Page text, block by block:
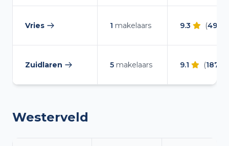
Vries
— makelaars vergelijken
1 makelaars 9.3 (49
Zuidlaren
— makelaars vergelijken
5 makelaars 9.1 (187
Westerveld